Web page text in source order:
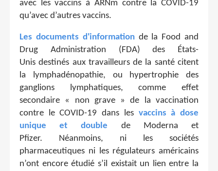
avec les vaccins à ARNm contre la COVID-19
qu’avec d’autres vaccins.
Les documents d'informationde la Food and
Drug Administration (FDA) des États-
Unis destinés aux travailleurs de la santé citent
la lymphadénopathie, ou hypertrophie des
ganglions lymphatiques, comme effet
secondaire « non grave » de la vaccination
contre le COVID-19 dans les vaccins à dose
unique et double de Moderna et
Pfizer. Néanmoins, ni les sociétés
pharmaceutiques ni les régulateurs américains
n’ont encore étudié s’il existait un lien entre la